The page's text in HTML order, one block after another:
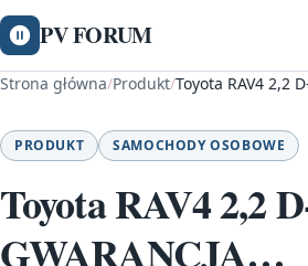
PV FORUM
Strona główna/Produkt/Toyota RAV4 2,2
PRODUKT SAMOCHODY OSOBOWE
Toyota RAV4 2,2
GWARANCJA…